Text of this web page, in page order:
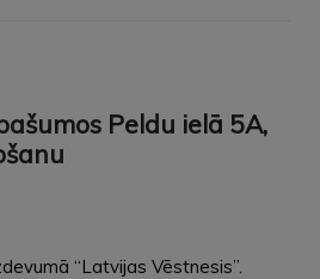
Peldu ielā 5A,
“Latvijas Vēstnesis”.